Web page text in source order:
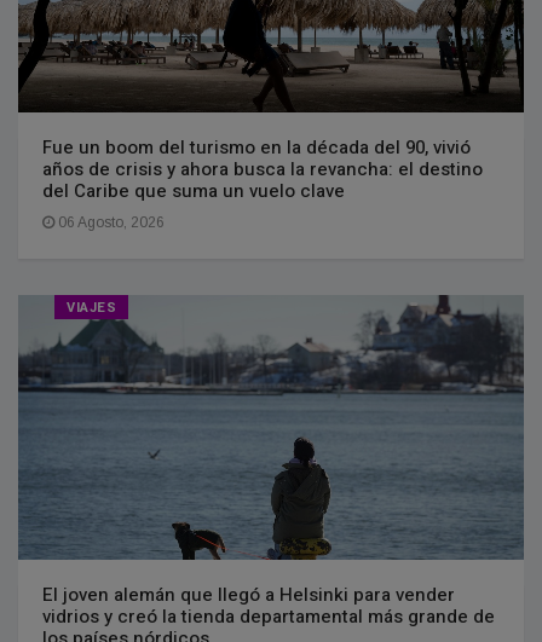
Fue un boom del turismo en la década del 90, vivió
años de crisis y ahora busca la revancha: el destino
del Caribe que suma un vuelo clave
06 Agosto, 2026
VIAJES
El joven alemán que llegó a Helsinki para vender
vidrios y creó la tienda departamental más grande de